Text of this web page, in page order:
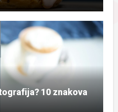
10 znakova